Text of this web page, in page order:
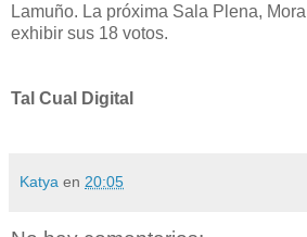
Lamuño. La próxima Sala Plena,
exhibir sus 18 votos.
Tal Cual Digital
Katya en 20:05